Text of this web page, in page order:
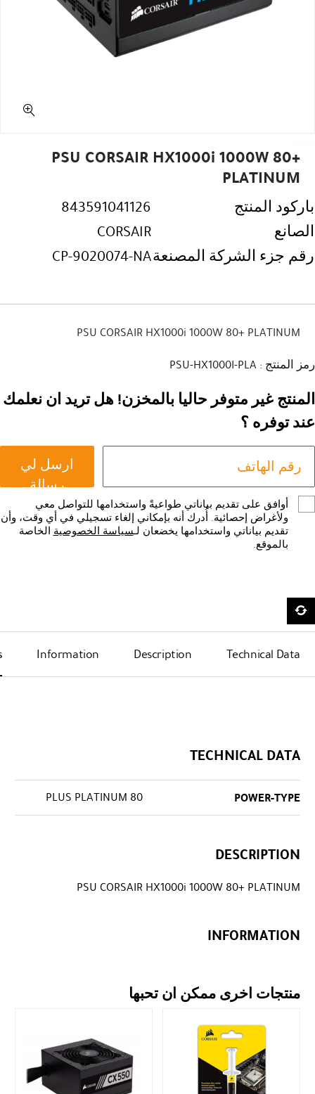
PSU CORSAIR HX1000i 1000W 80+
PLATINUM
باركود المنتج
843591041126
الصانع
CORSAIR
رقم جزء الشركة المصنعةCP-9020074-NA
PSU CORSAIR HX1000i 1000W 80+ PLATINUM
رمز المنتج : PSU-HX1000I-PLA
المنتج غير متوفر حاليا بالمخزن! هل تريد ان نعلمك
عند توفره ؟
ارسل لي
رسالة
أوافق على تقديم بياناتي طواعيةً واستخدامها للتواصل معي
ولأغراض إحصائية. أُدرك أنه بإمكاني إلغاء تسجيلي في أي وقت، وأن
تقديم بياناتي واستخدامها يخضعان لـسياسة الخصوصية الخاصة
بالموقع.
Technical Data
Description
Information
TECHNICAL DATA
POWER-TYPE
80 PLUS PLATINUM
DESCRIPTION
PSU CORSAIR HX1000i 1000W 80+ PLATINUM
INFORMATION
منتجات اخرى ممكن ان تحبها